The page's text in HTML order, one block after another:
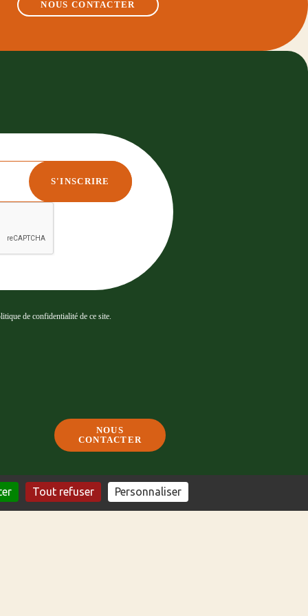
NOUS CONTACTER
de confidentialité de ce site.
NOUS
CONTACTER
Tout refuser Personnaliser